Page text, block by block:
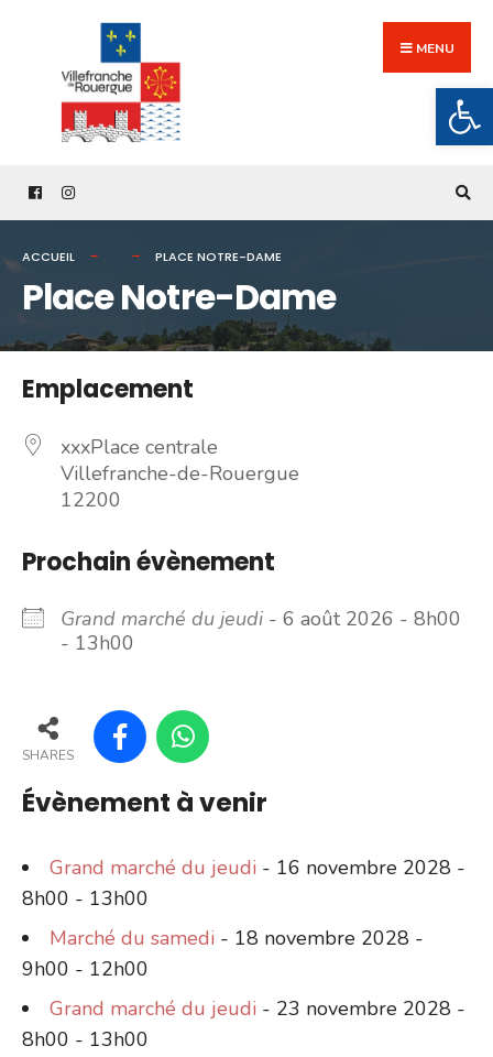
content
MENU
ACCUEIL PLACE NOTRE-DAME
Place Notre-Dame
Emplacement
xxxPlace centrale
Villefranche-de-Rouergue
12200
Prochain évènement
Grand marché du jeudi - 6 août 2026 - 8h00
- 13h00
SHARES
Évènement à venir
Grand marché du jeudi - 16 novembre 2028 -
8h00 - 13h00
Marché du samedi - 18 novembre 2028 -
9h00 - 12h00
Grand marché du jeudi - 23 novembre 2028 -
8h00 - 13h00